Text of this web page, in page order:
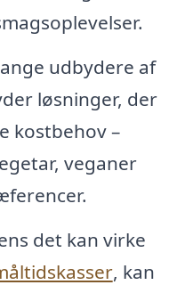
udbydere af
løsninger, der
kostbehov –
veganer
det kan virke
, kan